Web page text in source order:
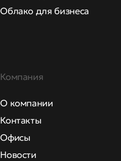
Облако для бизнеса
Компания
О компании
Контакты
Офисы
Новости